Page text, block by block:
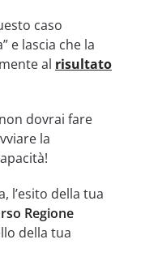
caso
e lascia che la
al risultato
dovrai fare
la
l’esito della tua
Regione
della tua